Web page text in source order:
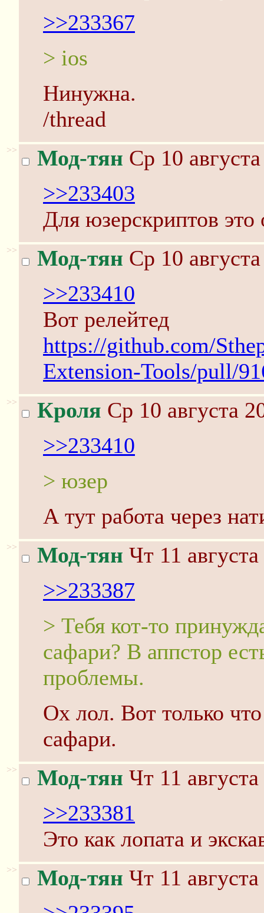
>>233367
> ios
Нинужна.
/thread
>> Мод-тян Ср 10
>>233403
Для юзерскриптов это
>> Мод-тян Ср 10
>>233410
Вот релейтед
https://github.com/
Extension-Tools/pull/
>> Кроля Ср 10 августа
>>233410
> юзер
А тут работа через
>> Мод-тян Чт 11
>>233387
> Тебя кот-то
сафари? В аппстор
проблемы.
Ох лол. Вот только
сафари.
>> Мод-тян Чт 11
>>233381
Это как лопата и
>> Мод-тян Чт 11